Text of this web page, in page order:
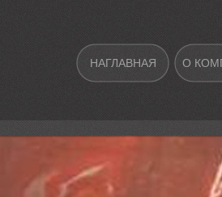
НАГЛАВНАЯ О
ВЫСТАВКА